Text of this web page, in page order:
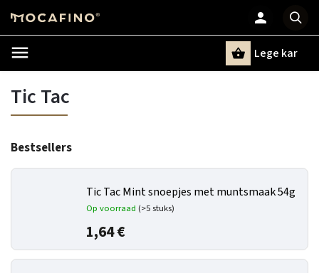
Lege kar
Tic Tac
Bestsellers
Tic Tac Mint snoepjes met muntsmaak 54g
Op voorraad (>5 stuks)
1,64 €